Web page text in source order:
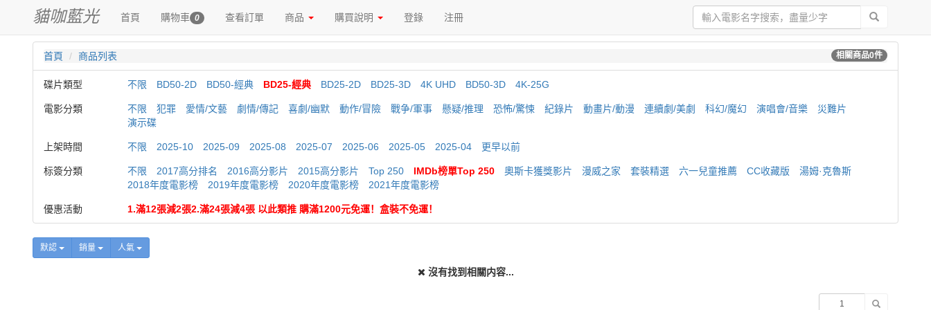
貓咖藍光 首頁 購物車 0 查看訂單 商品 購買說明 登錄 注冊
相關商品0件
首頁 商品列表
碟片類型 不限 BD50-2D BD50-經典 BD25-經典 BD25-2D BD25-3D 4K UHD BD50-3D 4K-25G
電影分類 不限 犯罪 愛情/文藝 劇情/傳記 喜劇/幽默 動作/冒險 戰争/軍事 懸疑/推理 恐怖/驚悚 紀錄片 動畫片/動漫 連續劇/美劇 科幻/魔幻 演唱會/音樂
災難片
演示碟
上架時間 不限 2025-10 2025-09 2025-08 2025-07 2025-06 2025-05 2025-04 更早以前
标簽分類 不限 2017高分排名 2016高分影片 2015高分影片 Top 250 IMDb榜單Top 250 奧斯卡獲獎影片 漫威之家 套裝精選 六一兒童推薦 CC收藏版
湯姆·克魯斯
2018年度電影榜
2019年度電影榜 2020年度電影榜 2021年度電影榜
優惠活動 1.滿12張減2張2.滿24張減4張 以此類推 購滿1200元免運！盒裝不免運！
默認 銷量 人氣
沒有找到相關内容...